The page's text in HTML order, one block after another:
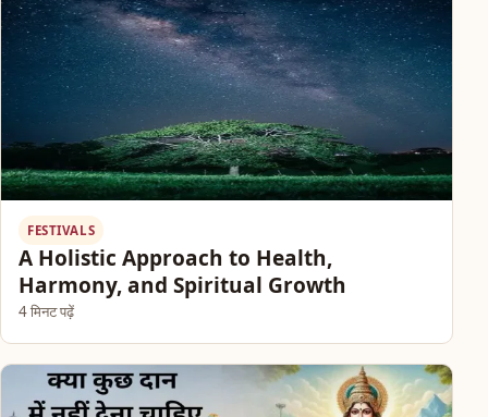
FESTIVALS
A Holistic Approach to Health,
Harmony, and Spiritual Growth
4 मिनट पढ़ें